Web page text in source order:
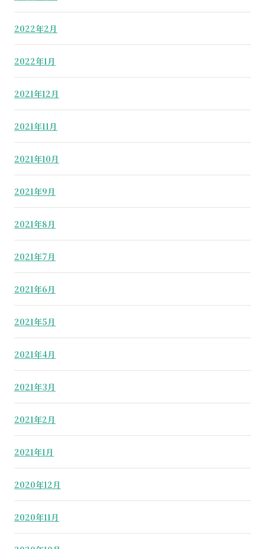
2022年2月
2022年1月
2021年12月
2021年11月
2021年10月
2021年9月
2021年8月
2021年7月
2021年6月
2021年5月
2021年4月
2021年3月
2021年2月
2021年1月
2020年12月
2020年11月